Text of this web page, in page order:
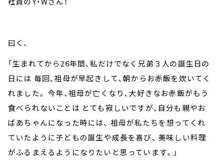
曰く、
「生まれてから26年間、私だけでなく兄弟３人の誕生日の
日には 毎回、祖母が早起きして、朝からお赤飯を炊いてく
れました。 今年、祖母が亡くなり、大好きなお赤飯がもう
食べられないことは とても寂しいですが、自分も親やお
ばあちゃんになった時には、 祖母が私たちを想ってくれ
ていたように子どもの誕生や成長を喜び、 美味しい料理
がふるまえるようになりたいと思っています。」